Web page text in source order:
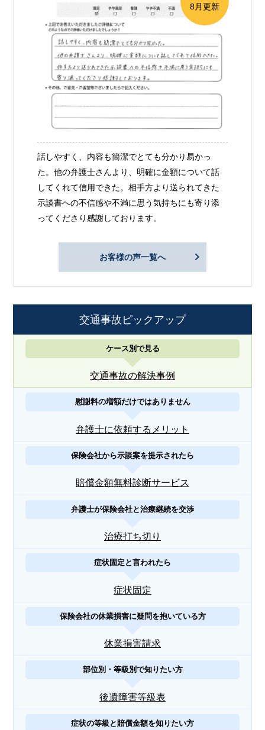
8月更新
話しやすく、内容も簡潔でとても分かり易かっ
た。他の弁護士さんより、明確に金額について話
してくれて信用できた。相手方より送られてきた
示談書への不信感や不満に思う気持ちにも寄り添
ってくださり感謝しております。
お客様の声一覧へ
交通事故ピックアップ
ケース別で見る
交通事故の解決事例
慰謝料の増額だけではありません
弁護士に依頼するメリット
保険会社から示談案を提示されたら
賠償金額無料診断サービス
弁護士が保険会社と治療継続を交渉
治療打ち切り
症状固定と言われたら
症状固定
保険会社の休業損害に疑問を抱いている方
休業損害請求
部位別・等級別で知りたい方
後遺障害等級表
症状の等級と賠償金額を知りたい方